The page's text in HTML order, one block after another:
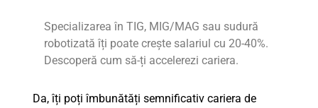
Specializarea în TIG, MIG/MAG sau sudură
robotizată îți poate crește salariul cu 20-40%.
Descoperă cum să-ți accelerezi cariera.
Da, îți poți îmbunătăți semnificativ cariera de